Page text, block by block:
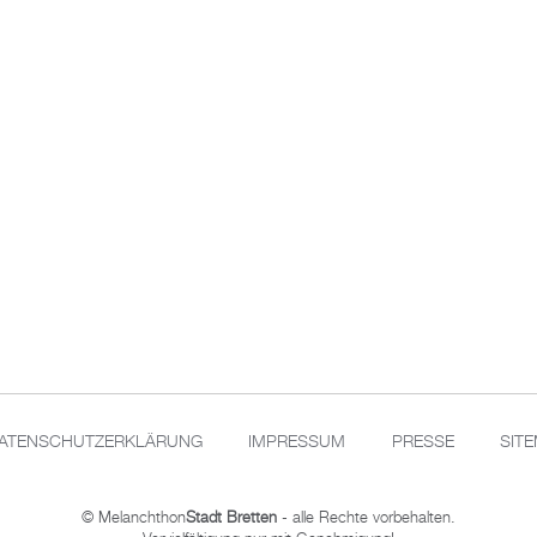
IMPRESSUM PRESSE
© MelanchthonStadt Bretten - alle Rechte vorbehalten.